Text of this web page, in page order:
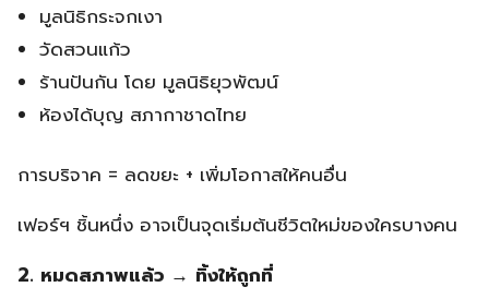
มูลนิธิกระจกเงา
วัดสวนแก้ว
ร้านปันกัน โดย มูลนิธิยุวพัฒน์
ห้องได้บุญ สภากาชาดไทย
การบริจาค = ลดขยะ + เพิ่มโอกาสให้คนอื่น
เฟอร์ฯ ชิ้นหนึ่ง อาจเป็นจุดเริ่มต้นชีวิตใหม่ของใครบางคน
2. หมดสภาพแล้ว → ทิ้งให้ถูกที่